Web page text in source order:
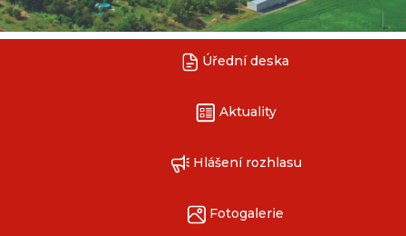
Úřední deska
Aktuality
Hlášení rozhlasu
Fotogalerie